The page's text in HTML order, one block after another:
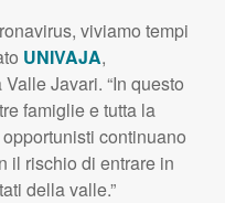
viviamo tempi
UNIVAJA,
Javari. “In questo
famiglie e tutta la
continuano
il rischio di entrare in
della valle.”